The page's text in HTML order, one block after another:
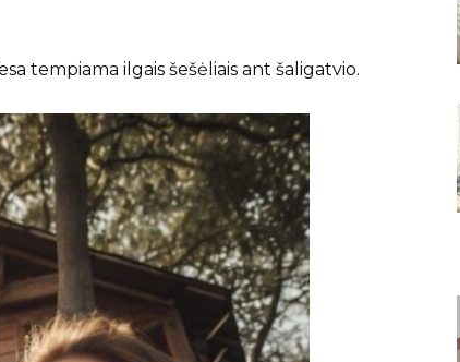
tempiama ilgais šešėliais ant šaligatvio.